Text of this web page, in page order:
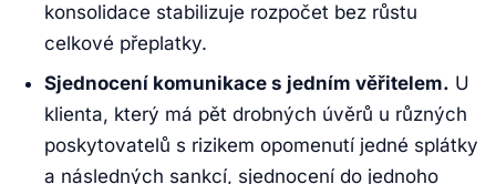
konsolidace stabilizuje rozpočet bez růstu
celkové přeplatky.
Sjednocení komunikace s jedním věřitelem. U
klienta, který má pět drobných úvěrů u různých
poskytovatelů s rizikem opomenutí jedné splátky
a následných sankcí, sjednocení do jednoho